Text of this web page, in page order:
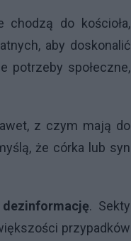
do kościoła,
aby doskonalić
potrzeby społeczne,
z czym mają do
że córka lub syn
dezinformację. Sekty
przypadków